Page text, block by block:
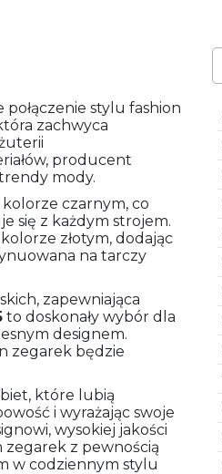
połączenie stylu fashion
zachwyca
producent
mody.
czarnym, co
się z każdym strojem.
złotym, dodając
na tarczy
zapewniająca
to doskonały wybór dla
designem.
zegarek będzie
które lubią
i wyrażając swoje
wysokiej jakości
z pewnością
w codziennym stylu